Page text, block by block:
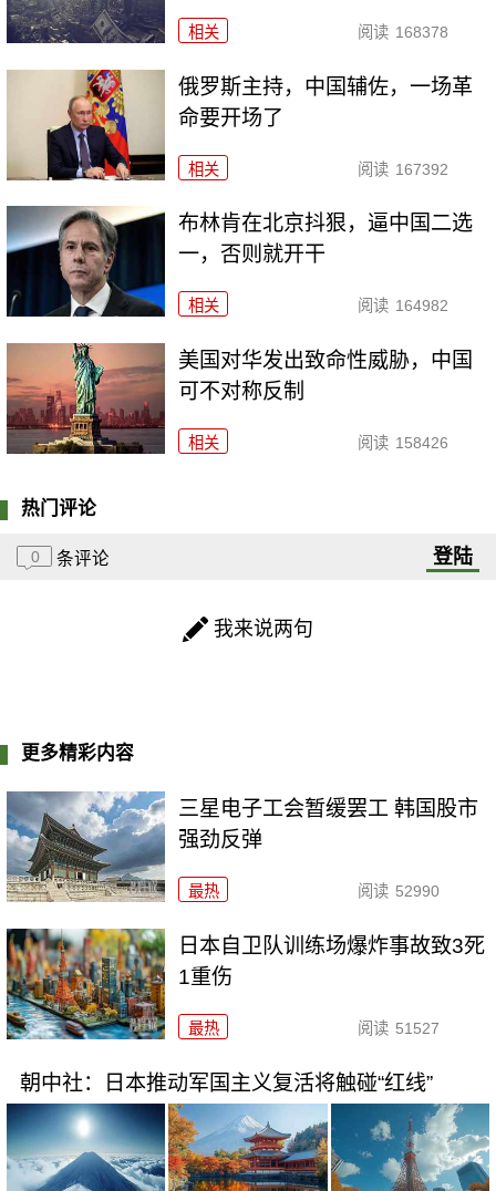
相关 阅读 168378
俄罗斯主持，中国辅佐，一场革
命要开场了
相关 阅读 167392
布林肯在北京抖狠，逼中国二选
一，否则就开干
相关 阅读 164982
美国对华发出致命性威胁，中国
可不对称反制
相关 阅读 158426
热门评论
0 条评论 登陆
我来说两句
更多精彩内容
三星电子工会暂缓罢工 韩国股市
强劲反弹
最热 阅读 52990
日本自卫队训练场爆炸事故致3死
1重伤
最热 阅读 51527
朝中社：日本推动军国主义复活将触碰“红线”